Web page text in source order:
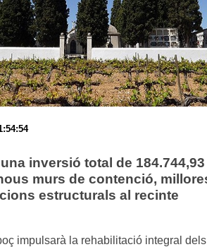
inversió total de 184.744,93
murs de contenció,
estructurals al recinte
impulsarà la rehabilitació integral